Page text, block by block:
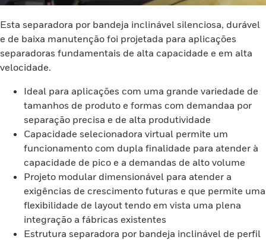
Esta separadora por bandeja inclinável silenciosa, durável
e de baixa manutenção foi projetada para aplicações
separadoras fundamentais de alta capacidade e em alta
velocidade.
Ideal para aplicações com uma grande variedade de
tamanhos de produto e formas com demandaa por
separação precisa e de alta produtividade
Capacidade selecionadora virtual permite um
funcionamento com dupla finalidade para atender à
capacidade de pico e a demandas de alto volume
Projeto modular dimensionável para atender a
exigências de crescimento futuras e que permite uma
flexibilidade de layout tendo em vista uma plena
integração a fábricas existentes
Estrutura separadora por bandeja inclinável de perfil